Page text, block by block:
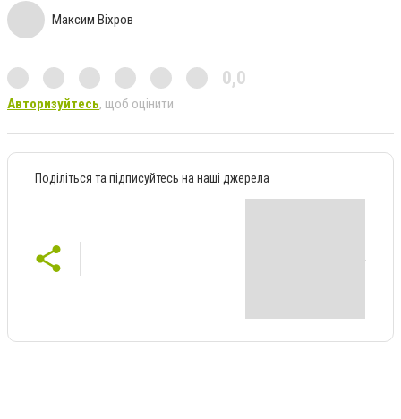
Максим Віхров
0,0
Авторизуйтесь, щоб оцінити
Поділіться та підписуйтесь на наші джерела